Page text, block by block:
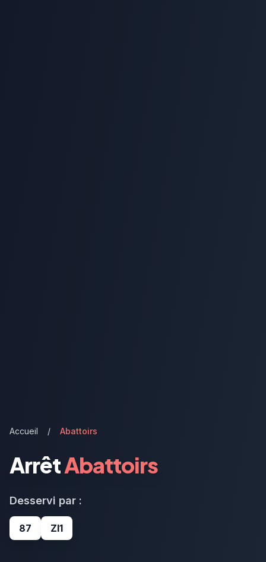
Accueil / Abattoirs
ArrêtAbattoirs
Desservi par :
87 ZI1